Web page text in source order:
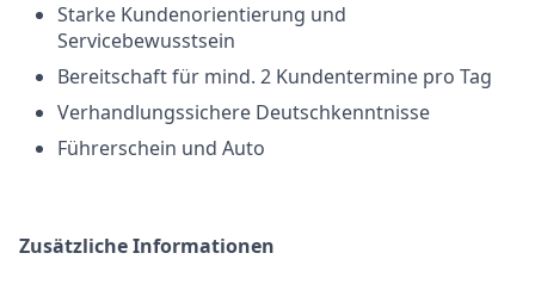
Starke Kundenorientierung und
Servicebewusstsein
Bereitschaft für mind. 2 Kundentermine pro Tag
Verhandlungssichere Deutschkenntnisse
Führerschein und Auto
Zusätzliche Informationen